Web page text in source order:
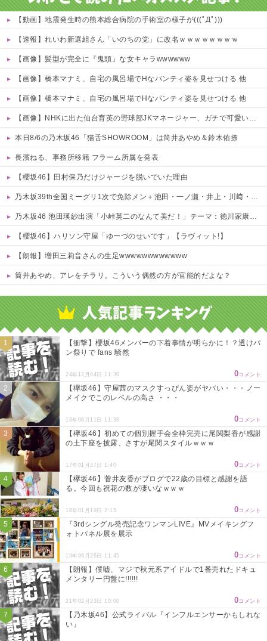
【動画】地震発生時の熊本総合病院の手術室の様子が(((ﾟДﾟ)))
【速報】れいわ新選組さん「いのちの党」に改名ｗｗｗｗｗｗｗｗ
【画像】髪型が完全に『鬼頭』な女キャラwwwwww
【画像】橋本マナミ、自宅の風呂場でHなパンティ姿を見せつける 他
【画像】橋本マナミ、自宅の風呂場でHなパンティ姿を見せつける 他
【画像】NHKに出た仙台育英の野球部JKマネージャー、ガチで可愛いぞ 他
本日8/6の乃木坂46「猫舌SHOWROOM」は筒井あやめ＆鈴木佑捺
長濱ねる、事務所移籍 フラーム所属を発表
【櫻坂46】田村保乃だけジャージを脱いでいた理由
乃木坂39th全国ミーグリ1次で免除メン＋池田・一ノ瀬・井上・川﨑・菅原・中西が全完売
乃木坂46 池田瑛紗出演「小峠英二のなんて美だ！」テーマ：徳川家康【2025.8.5 24:00〜 TOKYO MX】
【櫻坂46】ハリソン守屋「ゆーづのせいです」【ラヴィット!】
【朗報】増田三莉音さんの生足wwwwwwwwwwww
筒井あやめ、アレをチラリ。こういう偶然の方が官能的だよな？
【衝撃】櫻坂46メンバーの下着事情が明らかに！？透けパ
ン祭りで fans 騒然
24年12月04日 11:30 0コメント
【欅坂46】守屋茜のマスクすっぴん姿がヤバい・・・ノー
メイクでこのレベルの高さ ・・・
16年06月11日 11:39 0コメント
【欅坂46】初めての個別握手会全枠完売に尾関梨香が感謝
の土下座を披露、さすが尾関スタイルｗｗｗ
17年01月27日 1:40 0コメント
【欅坂46】菅井友香がブログで22歳の目標と感謝を語
る。今回も祝花の数が凄いなｗｗｗ
18年01月19日 2:15 0コメント
『3rdシングル発売記念ワンマンLIVE』MVメイキングフ
ォトパネル展を展示
19年09月26日 11:45 0コメント
【朗報】僕嘘、マジで秋元系アイドルで1番売れたドキュ
メンタリー円盤に!!!!!!
21年02月23日 10:00 0コメント
【乃木坂46】公式ライバル『インフルエンサーかもしれな
い』